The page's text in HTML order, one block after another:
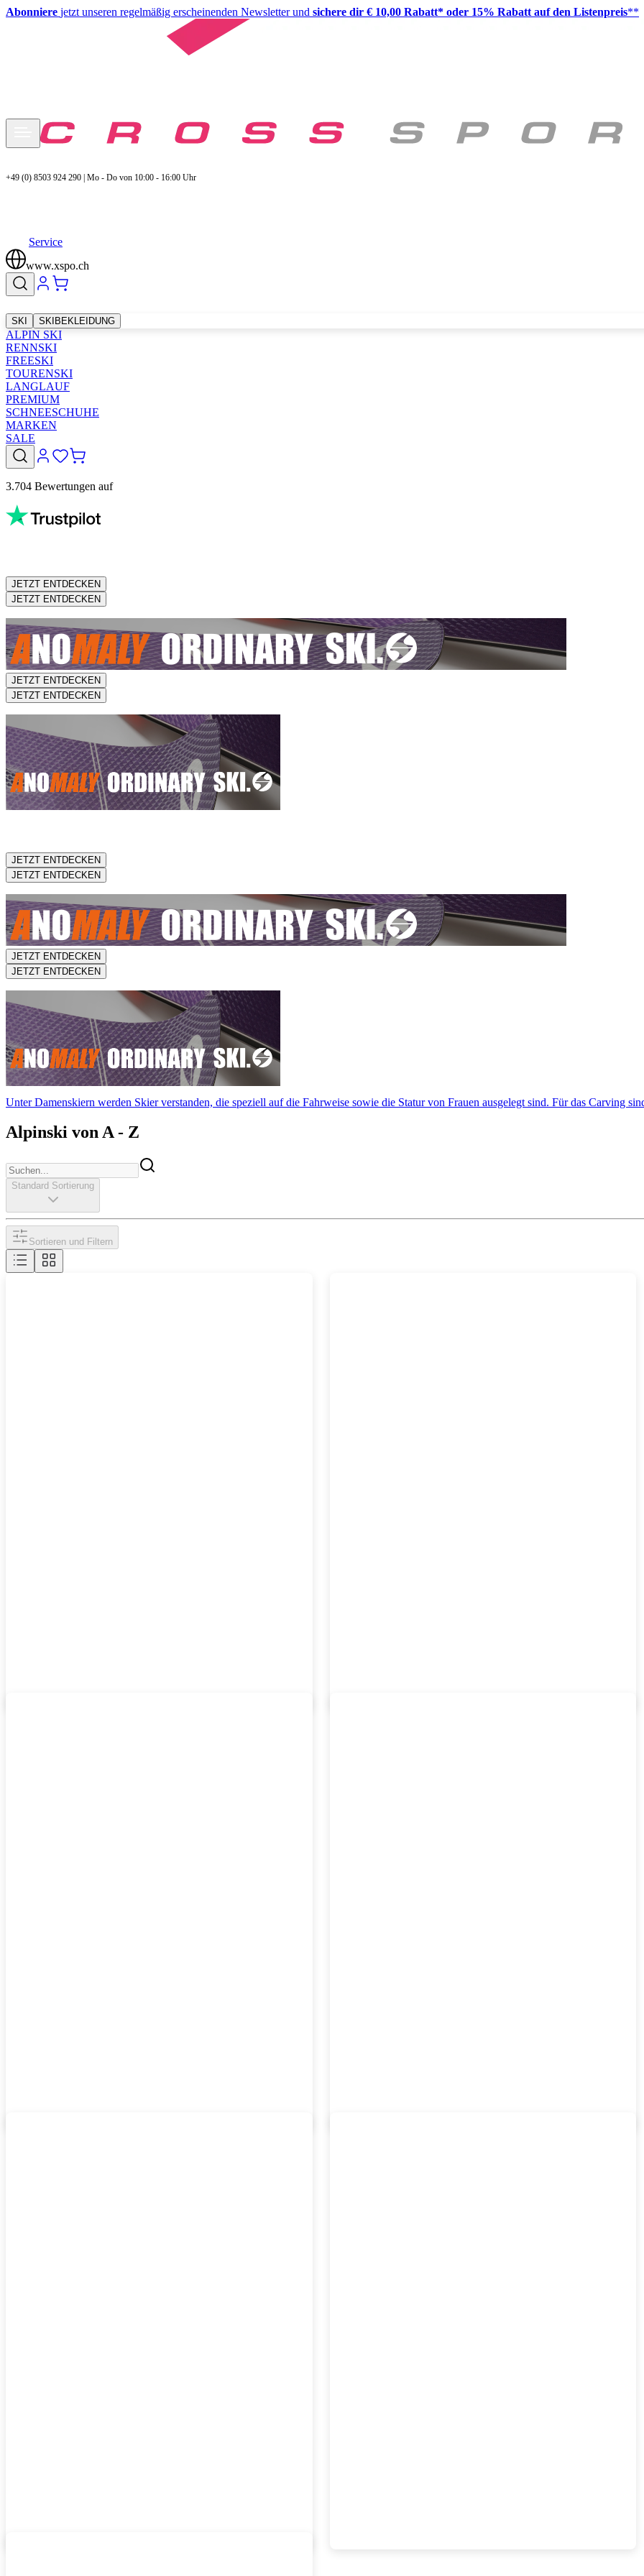
Abonniere jetzt unseren regelmäßig erscheinenden Newsletter und sichere dir € 10,00 Rabatt* oder 15% Rabatt auf den Listenpreis**
+49 (0) 8503 924 290 | Mo - Do von 10:00 - 16:00 Uhr
Service
www.xspo.ch
SKI SKIBEKLEIDUNG
ALPIN SKI
RENNSKI
FREESKI
TOURENSKI
LANGLAUF
PREMIUM
SCHNEESCHUHE
MARKEN
SALE
3.704 Bewertungen auf
JETZT ENTDECKEN
JETZT ENTDECKEN
JETZT ENTDECKEN
JETZT ENTDECKEN
JETZT ENTDECKEN
JETZT ENTDECKEN
JETZT ENTDECKEN
JETZT ENTDECKEN
Unter Damenskiern werden Skier verstanden, die speziell auf die Fahrweise sowie die Statur von Frauen ausgelegt sind. Für das Carving
Alpinski von A - Z
Standard Sortierung
Sortieren und Filtern